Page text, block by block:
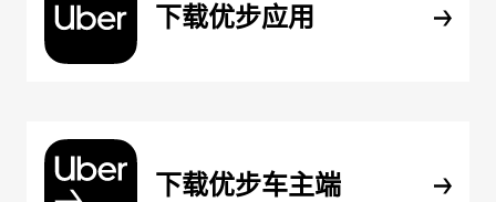
下载优步应用
下载优步车主端